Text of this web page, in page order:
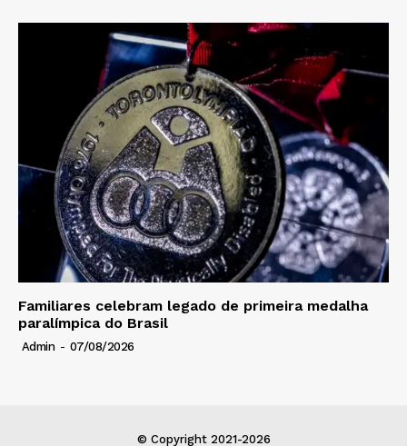
Familiares celebram legado de primeira medalha
paralímpica do Brasil
Admin - 07/08/2026
© Copyright 2021-2026